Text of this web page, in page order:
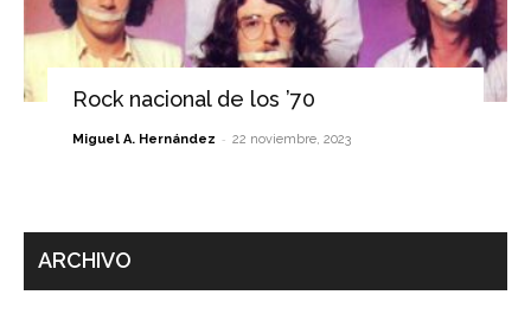
Rock nacional de los ’70
Miguel A. Hernández - 22 noviembre, 2023
ARCHIVO